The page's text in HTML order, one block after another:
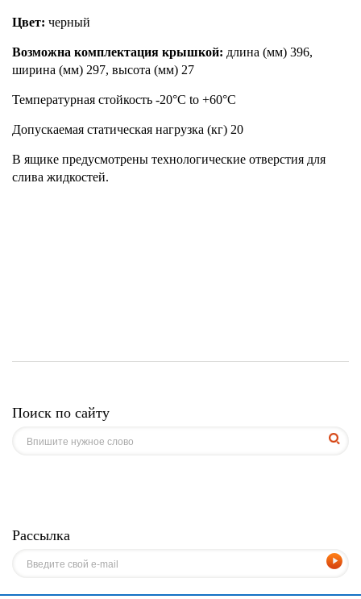
Цвет: черный
Возможна комплектация крышкой: длина (мм) 396,
ширина (мм) 297, высота (мм) 27
Температурная стойкость -20°C to +60°C
Допускаемая статическая нагрузка (кг) 20
В ящике предусмотрены технологические отверстия для
слива жидкостей.
Поиск по сайту
Рассылка